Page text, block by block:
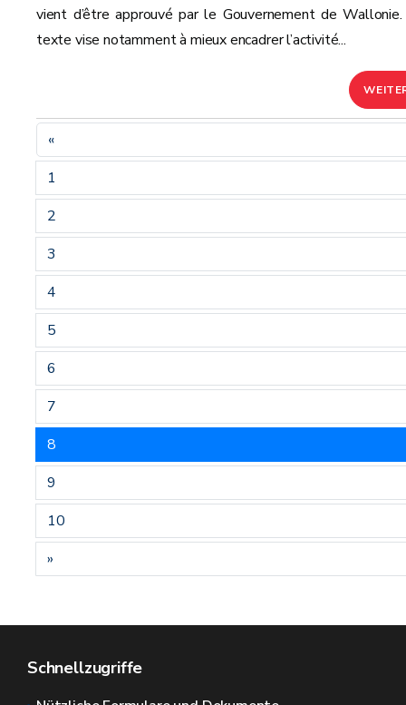
vient d’être approuvé par le Gouvernement de Wallonie.
texte vise notamment à mieux encadrer l’activité...
«
1
2
3
4
5
6
7
8
9
10
»
Schnellzugriffe